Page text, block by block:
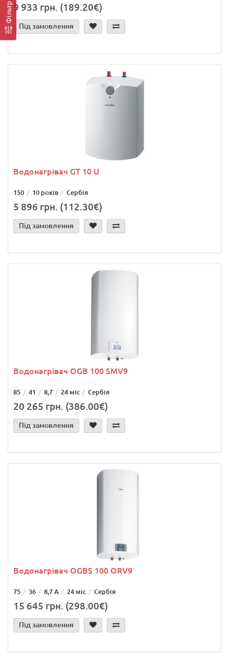
Фільтр9 933 грн. (189.20€)
Під замовлення
Водонагрівач GT 10 U
150 10 років Сербія
5 896 грн. (112.30€)
Під замовлення
Водонагрівач OGB 100 SMV9
85 41 8,7 24 міс Сербія
20 265 грн. (386.00€)
Під замовлення
Водонагрівач OGBS 100 ORV9
75 36 8,7 А 24 міс Сербія
15 645 грн. (298.00€)
Під замовлення